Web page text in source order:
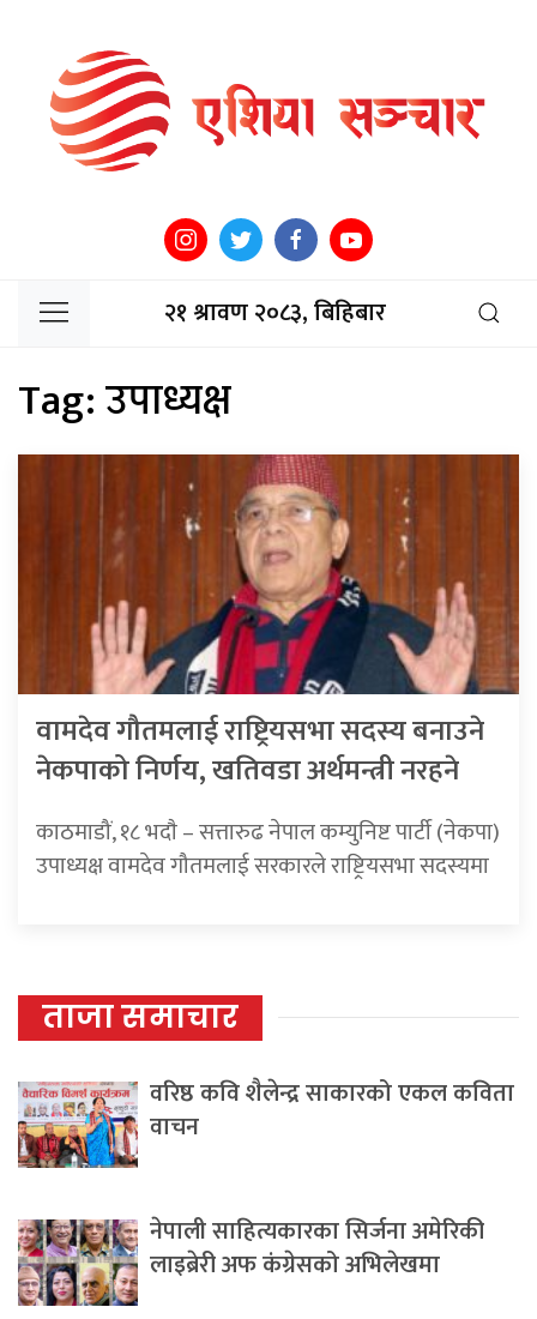
२१ श्रावण २०८३, बिहिबार
Tag:उपाध्यक्ष
वामदेव गौतमलाई राष्ट्रियसभा सदस्य बनाउने
नेकपाको निर्णय, खतिवडा अर्थमन्त्री नरहने
काठमाडौं, १८ भदाै – सत्तारुढ नेपाल कम्युनिष्ट पार्टी (नेकपा)
उपाध्यक्ष वामदेव गौतमलाई सरकारले राष्ट्रियसभा सदस्यमा
ताजा समाचार
वरिष्ठ कवि शैलेन्द्र साकारको एकल कविता
वाचन
नेपाली साहित्यकारका सिर्जना अमेरिकी
लाइब्रेरी अफ कंग्रेसको अभिलेखमा